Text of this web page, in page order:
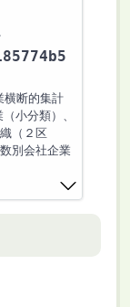
横断的集計
小分類）、
（２区
別会社企業